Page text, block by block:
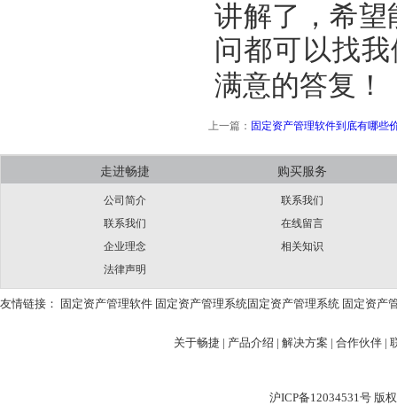
讲解了，希望
问都可以找
满意的答复！
上一篇： 固定资产管理软件到底有哪些
走进畅捷
公司简介
联系我们
企业理念
法律声明
购买服务
联系我们
在线留言
相关知识
友情链接： 固定资产管理软件 固定资产管理系统固定资产管理系统 固定资产
关于畅捷 | 产品介绍 | 解决方案 | 合作伙伴 |
沪ICP备12034531号 版